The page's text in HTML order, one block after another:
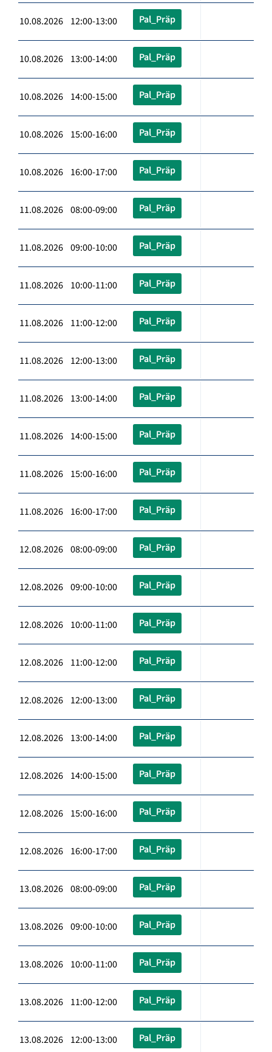
10.08.2026 12:00-13:00 Pal_Präp
10.08.2026 13:00-14:00 Pal_Präp
10.08.2026 14:00-15:00 Pal_Präp
10.08.2026 15:00-16:00 Pal_Präp
10.08.2026 16:00-17:00 Pal_Präp
11.08.2026 08:00-09:00 Pal_Präp
11.08.2026 09:00-10:00 Pal_Präp
11.08.2026 10:00-11:00 Pal_Präp
11.08.2026 11:00-12:00 Pal_Präp
11.08.2026 12:00-13:00 Pal_Präp
11.08.2026 13:00-14:00 Pal_Präp
11.08.2026 14:00-15:00 Pal_Präp
11.08.2026 15:00-16:00 Pal_Präp
11.08.2026 16:00-17:00 Pal_Präp
12.08.2026 08:00-09:00 Pal_Präp
12.08.2026 09:00-10:00 Pal_Präp
12.08.2026 10:00-11:00 Pal_Präp
12.08.2026 11:00-12:00 Pal_Präp
12.08.2026 12:00-13:00 Pal_Präp
12.08.2026 13:00-14:00 Pal_Präp
12.08.2026 14:00-15:00 Pal_Präp
12.08.2026 15:00-16:00 Pal_Präp
12.08.2026 16:00-17:00 Pal_Präp
13.08.2026 08:00-09:00 Pal_Präp
13.08.2026 09:00-10:00 Pal_Präp
13.08.2026 10:00-11:00 Pal_Präp
13.08.2026 11:00-12:00 Pal_Präp
13.08.2026 12:00-13:00 Pal_Präp